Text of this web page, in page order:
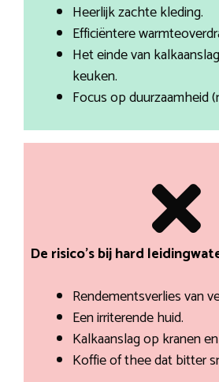
Heerlijk zachte kleding.
Efficiëntere
Het einde van
keuken.
Focus op duurzaamheid
De risico’s bij hard
Rendementsverlies van
Een irriterende huid.
Kalkaanslag op kranen
Koffie of thee dat bitter